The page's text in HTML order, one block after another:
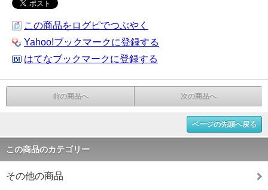
この商品をログピでつぶやく
Yahoo!ブックマークに登録する
はてなブックマークに登録する
前の商品へ 次の商品へ
ページの先頭へ戻る
この商品のカテゴリー
その他の商品